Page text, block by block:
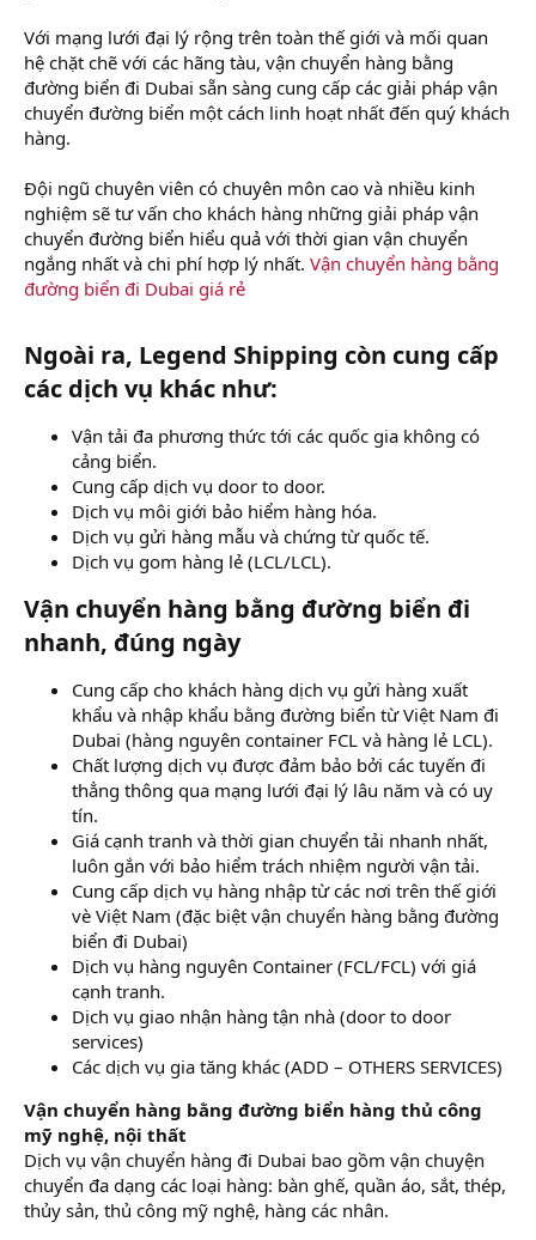
Với mạng lưới đại lý rộng trên toàn thế giới và mối quan
hệ chặt chẽ với các hãng tàu, vận chuyển hàng bằng
đường biển đi Dubai sẵn sàng cung cấp các giải pháp vận
chuyển đường biển một cách linh hoạt nhất đến quý khách
hàng.
Đội ngũ chuyên viên có chuyên môn cao và nhiều kinh
nghiệm sẽ tư vấn cho khách hàng những giải pháp vận
chuyển đường biển hiểu quả với thời gian vận chuyển
ngắng nhất và chi phí hợp lý nhất. Vận chuyển hàng bằng
đường biển đi Dubai giá rẻ
Ngoài ra, Legend Shipping còn cung cấp
các dịch vụ khác như:​
Vận tải đa phương thức tới các quốc gia không có
cảng biển.
Cung cấp dịch vụ door to door.
Dịch vụ môi giới bảo hiểm hàng hóa.
Dịch vụ gửi hàng mẫu và chứng từ quốc tế.
Dịch vụ gom hàng lẻ (LCL/LCL).
Vận chuyển hàng bằng đường biển đi
nhanh, đúng ngày​
Cung cấp cho khách hàng dịch vụ gửi hàng xuất
khẩu và nhập khẩu bằng đường biển từ Việt Nam đi
Dubai (hàng nguyên container FCL và hàng lẻ LCL).
Chất lượng dịch vụ được đảm bảo bởi các tuyến đi
thẳng thông qua mạng lưới đại lý lâu năm và có uy
tín.
Giá cạnh tranh và thời gian chuyển tải nhanh nhất,
luôn gắn với bảo hiểm trách nhiệm người vận tải.
Cung cấp dịch vụ hàng nhập từ các nơi trên thế giới
vè Việt Nam (đặc biệt vận chuyển hàng bằng đường
biển đi Dubai)
Dịch vụ hàng nguyên Container (FCL/FCL) với giá
cạnh tranh.
Dịch vụ giao nhận hàng tận nhà (door to door
services)
Các dịch vụ gia tăng khác (ADD – OTHERS SERVICES)
Vận chuyển hàng bằng đường biển hàng thủ công
mỹ nghệ, nội thất
Dịch vụ vận chuyển hàng đi Dubai bao gồm vận chuyện
chuyển đa dạng các loại hàng: bàn ghế, quần áo, sắt, thép,
thủy sản, thủ công mỹ nghệ, hàng các nhân.